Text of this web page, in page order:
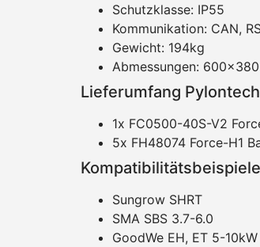
Schutzklasse: IP55
Kommunikation: CAN,
Gewicht: 194kg
Abmessungen:
Lieferumfang
1x FC0500-40S-V2
5x FH48074 Force-H1
Sungrow SHRT
SMA SBS 3.7-6.0
GoodWe EH, ET 5-10kW